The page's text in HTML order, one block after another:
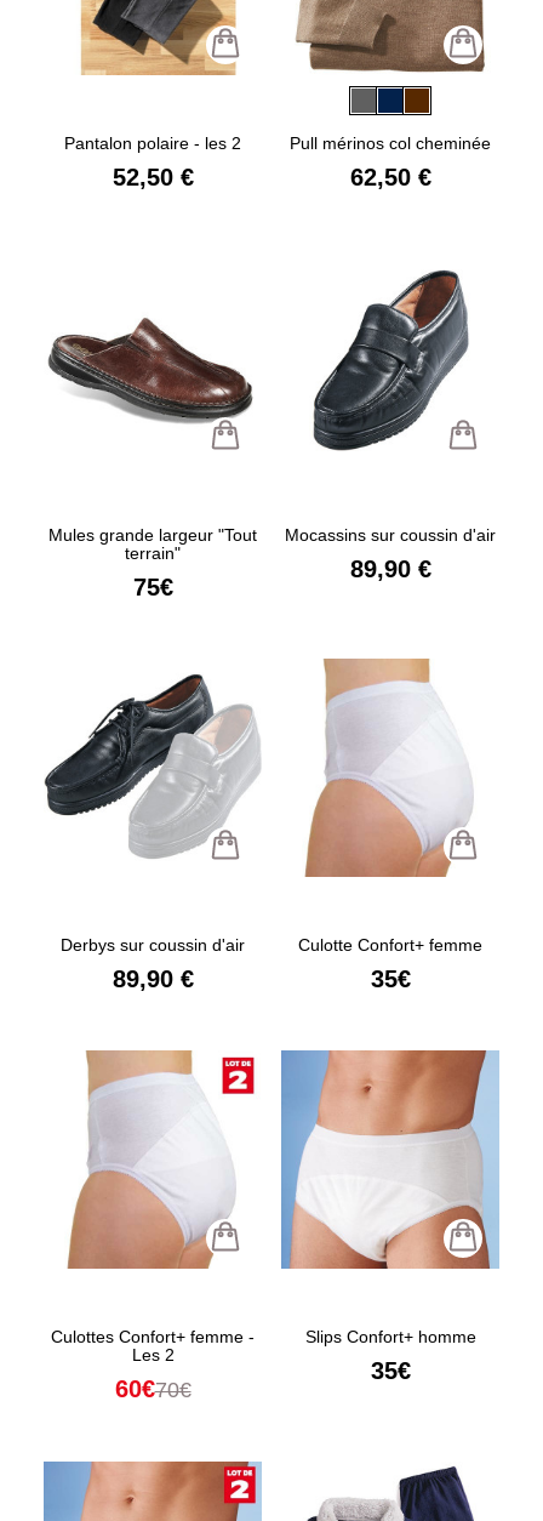
Pantalon polaire - les 2
52,50 €
Pull mérinos col cheminée
62,50 €
Mules grande largeur "Tout
terrain"
75€
Mocassins sur coussin d'air
89,90 €
Derbys sur coussin d'air
89,90 €
Culotte Confort+ femme
35€
Culottes Confort+ femme -
Les 2
60€70€
Slips Confort+ homme
35€